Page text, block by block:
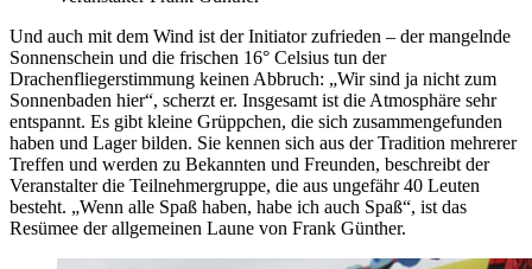
Und auch mit dem Wind ist der Initiator zufrieden – der mangelnde
Sonnenschein und die frischen 16° Celsius tun der
Drachenfliegerstimmung keinen Abbruch: „Wir sind ja nicht zum
Sonnenbaden hier“, scherzt er. Insgesamt ist die Atmosphäre sehr
entspannt. Es gibt kleine Grüppchen, die sich zusammengefunden
haben und Lager bilden. Sie kennen sich aus der Tradition mehrerer
Treffen und werden zu Bekannten und Freunden, beschreibt der
Veranstalter die Teilnehmergruppe, die aus ungefähr 40 Leuten
besteht. „Wenn alle Spaß haben, habe ich auch Spaß“, ist das
Resümee der allgemeinen Laune von Frank Günther.